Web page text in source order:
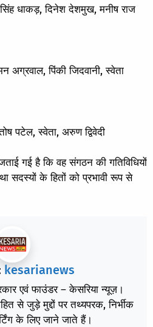
धाकड़, दिनेश देशमुख, मनीष राज
अग्रवाल, पिंकी जिदवानी, स्वेता
पटेल, स्वेता, अरुण द्विवेदी
गई है कि वह संगठन की गतिविधियों
के हितों को प्रभावी रूप से
kesarianews
एवं फाउंडर – केसरिया न्यूज़।
से जुड़े मुद्दों पर तथ्यपरक, निर्भीक
के लिए जाने जाते हैं।